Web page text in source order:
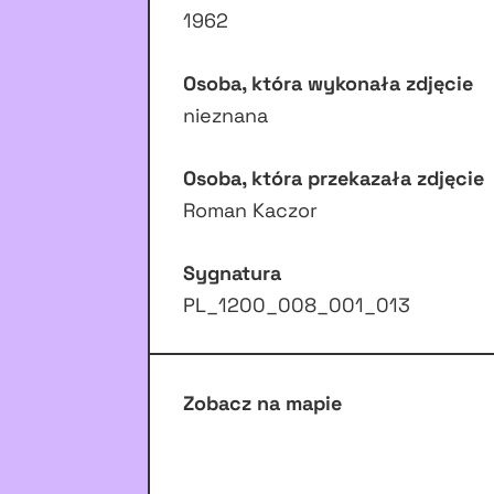
1962
Osoba, która wykonała zdjęcie
nieznana
Osoba, która przekazała zdjęcie
Roman Kaczor
Sygnatura
PL_1200_008_001_013
Zobacz na mapie